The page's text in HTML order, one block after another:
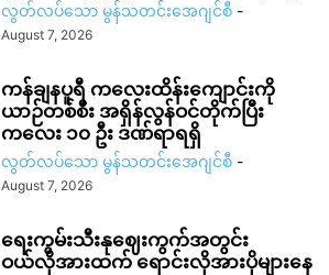
လွတ်လပ်သော မွန်သတင်းအေဂျင်စီ -
August 7, 2026
ကန်ချနပူရီ ကလေးထိန်းကျောင်းကို
ယာဉ်တစ်စီး အရှိန်လွန်ဝင်တိုက်ပြီး
ကလေး ၁၀ ဦး ဒဏ်ရာရရှိ
လွတ်လပ်သော မွန်သတင်းအေဂျင်စီ -
August 7, 2026
ရေးကွမ်းသီးနုဈေးကွက်အတွင်း
ဝယ်လိုအားထက် ရောင်းလိုအားပိုများနေ